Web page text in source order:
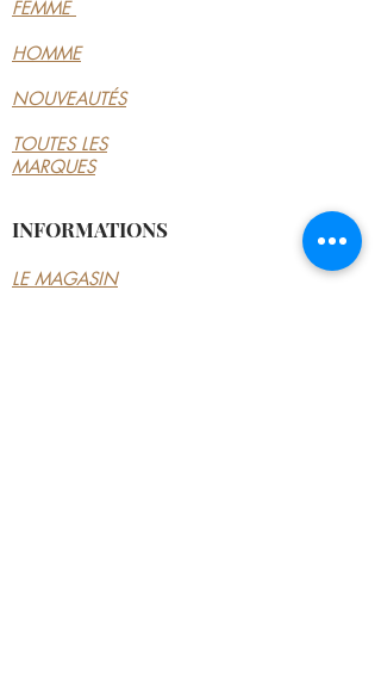
FEMME
HOMME
NOUVEAUTÉS
TOUTES LES
MARQUES
INFORMATIONS
LE MAGASIN